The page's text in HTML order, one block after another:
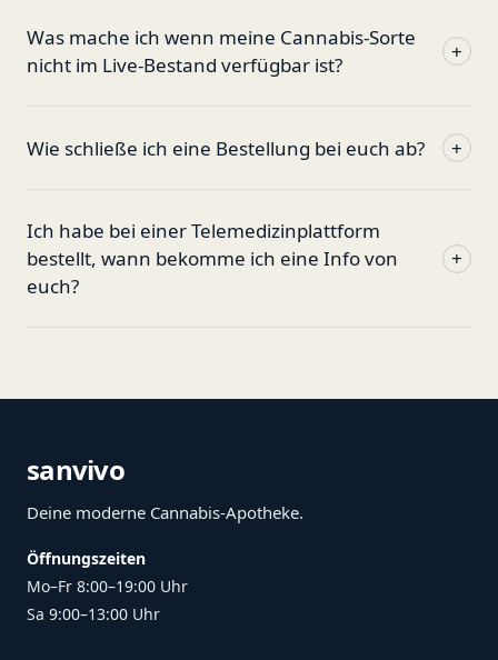
Was mache ich wenn meine Cannabis-Sorte
nicht im Live-Bestand verfügbar ist?
+
Wie schließe ich eine Bestellung bei euch ab? +
Ich habe bei einer Telemedizinplattform
bestellt, wann bekomme ich eine Info von
euch?
+
sanvivo
Deine moderne Cannabis-Apotheke.
Öffnungszeiten
Mo–Fr 8:00–19:00 Uhr
Sa 9:00–13:00 Uhr